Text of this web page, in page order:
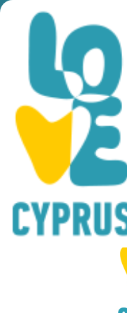
You are here: Home »
Gastronomy
» THE
THE NASSAU
BAR